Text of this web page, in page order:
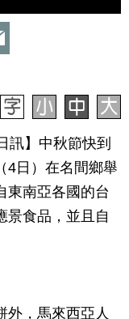
訊】中秋節快到
4日）在名間鄉舉
東南亞各國的台
景食品，並且自
外，馬來西亞人